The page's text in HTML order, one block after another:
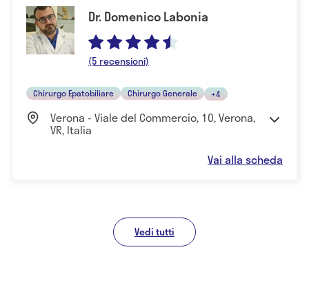
Dr. Domenico Labonia
(5 recensioni)
Chirurgo Epatobiliare Chirurgo Generale +4
Verona - Viale del Commercio, 10, Verona,
VR, Italia
Vai alla scheda
Vedi tutti